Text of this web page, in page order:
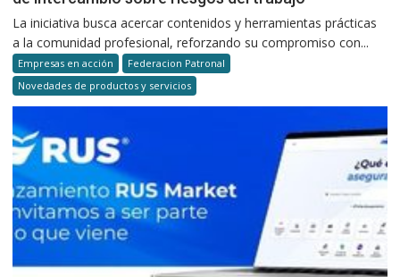
La iniciativa busca acercar contenidos y herramientas prácticas
a la comunidad profesional, reforzando su compromiso con...
Empresas en acción
Federacion Patronal
Novedades de productos y servicios